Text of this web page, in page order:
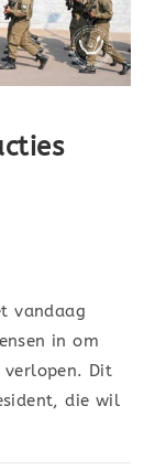
vandaag
in om
verlopen. Dit
die wil